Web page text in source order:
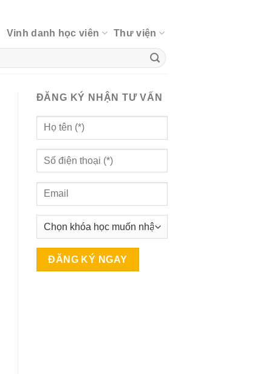
Vinh danh học viên Thư viện
ĐĂNG KÝ NHẬN TƯ VẤN